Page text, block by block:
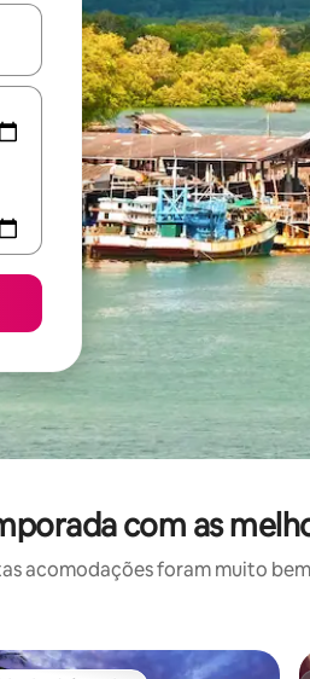
os usando as seta para cima e
com as
acomodações foram muito